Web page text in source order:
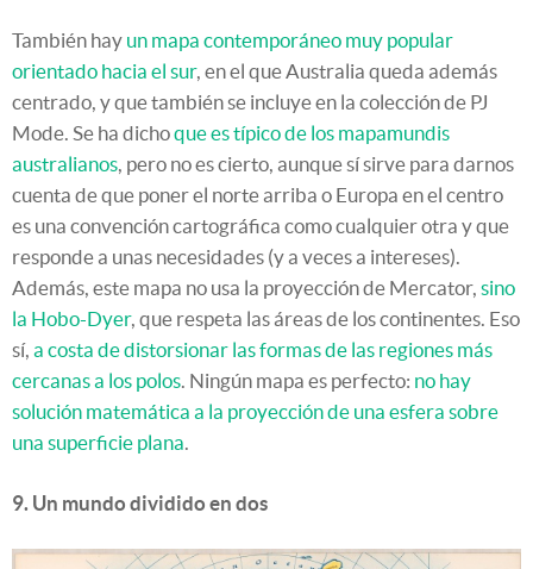
También hay un mapa contemporáneo muy popular
orientado hacia el sur, en el que Australia queda además
centrado, y que también se incluye en la colección de PJ
Mode. Se ha dichoque es típico de los mapamundis
australianos , pero no es cierto, aunque sí sirve para darnos
cuenta de que poner el norte arriba o Europa en el centro
es una convención cartográfica como cualquier otra y que
responde a unas necesidades (y a veces a intereses).
Además, este mapa no usa la proyección de Mercator, sino
la Hobo-Dyer, que respeta las áreas de los continentes. Eso
sí, a costa de distorsionar las formas de las regiones más
cercanas a los polos . Ningún mapa es perfecto: no hay
solución matemática a la proyección de una esfera sobre
una superficie plana
9. Un mundo dividido en dos